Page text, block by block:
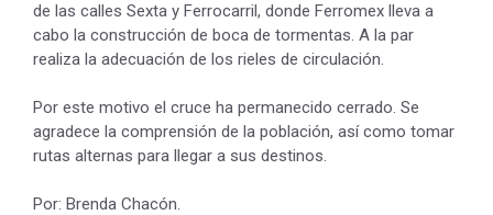
de las calles Sexta y Ferrocarril, donde Ferromex lleva a
cabo la construcción de boca de tormentas. A la par
realiza la adecuación de los rieles de circulación.
Por este motivo el cruce ha permanecido cerrado. Se
agradece la comprensión de la población, así como tomar
rutas alternas para llegar a sus destinos.
Por: Brenda Chacón.